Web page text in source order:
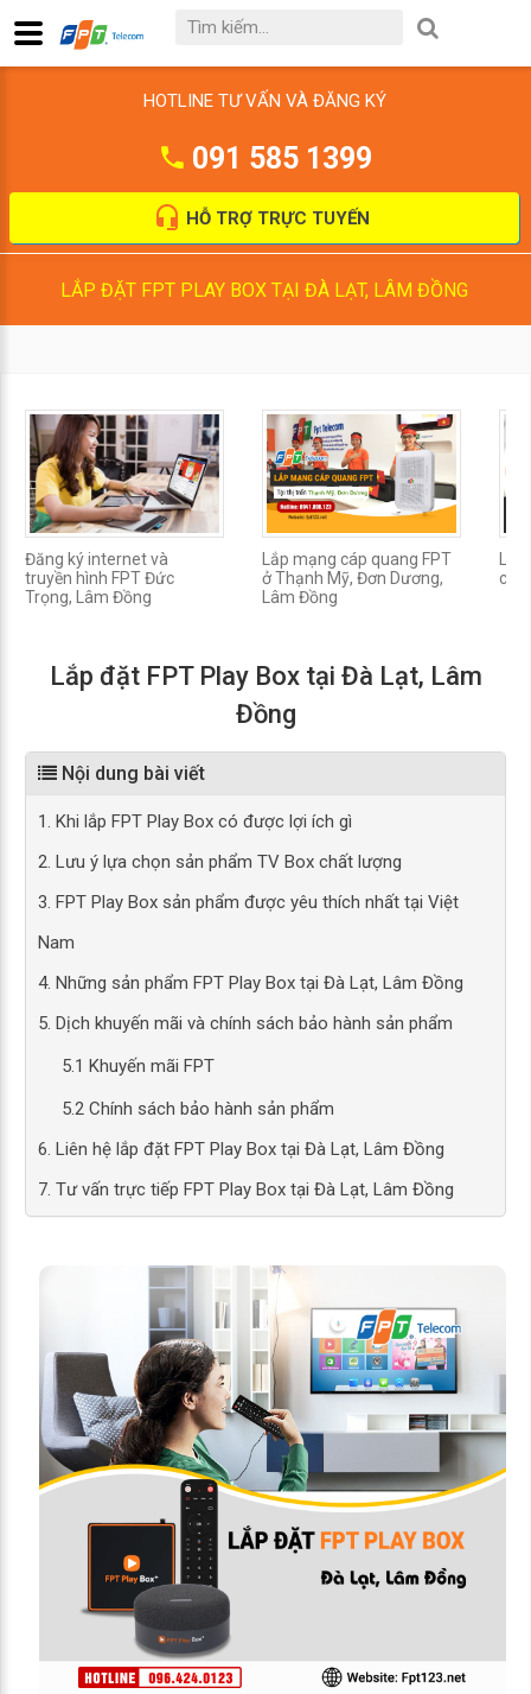
HOTLINE TƯ VẤN VÀ ĐĂNG KÝ
091 585 1399
HỖ TRỢ TRỰC TUYẾN
LẮP ĐẶT FPT PLAY BOX TẠI ĐÀ LẠT, LÂM ĐỒNG
Đăng ký internet và
truyền hình FPT Đức
Trọng, Lâm Đồng
Lắp mạng cáp quang FPT
ở Thạnh Mỹ, Đơn Dương,
Lâm Đồng
Lắp đặt FPT Play Box tại Đà Lạt, Lâm
Đồng
Nội dung bài viết
1. Khi lắp FPT Play Box có được lợi ích gì
2. Lưu ý lựa chọn sản phẩm TV Box chất lượng
3. FPT Play Box sản phẩm được yêu thích nhất tại Việt
Nam
4. Những sản phẩm FPT Play Box tại Đà Lạt, Lâm Đồng
5. Dịch khuyến mãi và chính sách bảo hành sản phẩm
5.1 Khuyến mãi FPT
5.2 Chính sách bảo hành sản phẩm
6. Liên hệ lắp đặt FPT Play Box tại Đà Lạt, Lâm Đồng
7. Tư vấn trực tiếp FPT Play Box tại Đà Lạt, Lâm Đồng